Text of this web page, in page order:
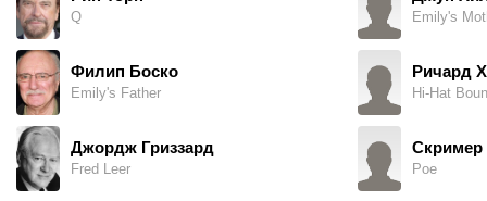
Q
Филип Боско
Emily's Father
Джордж Гриззард
Fred Leer
Emily's
Ричард
Hi-Hat
Скример
Poe